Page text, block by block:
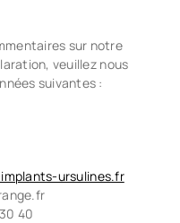
sur notre
veuillez nous
suivantes :
ursulines.fr
40